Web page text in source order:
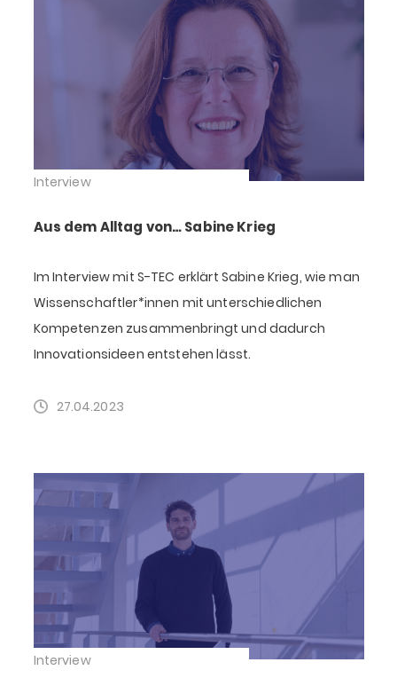
Interview
Aus dem Alltag von… Sabine Krieg
Im Interview mit S-TEC erklärt Sabine Krieg, wie man
Wissenschaftler*innen mit unterschiedlichen
Kompetenzen zusammenbringt und dadurch
Innovationsideen entstehen lässt.
27.04.2023
Interview